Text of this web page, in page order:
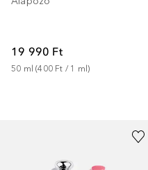
19 990 Ft
50 ml (400 Ft / 1 ml)